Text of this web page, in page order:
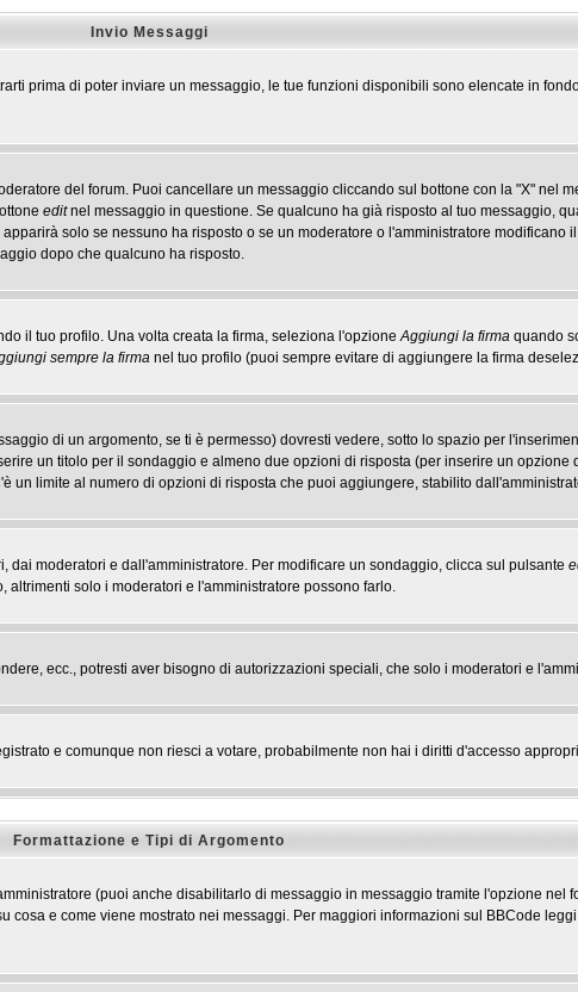
Invio Messaggi
prima di poter inviare un messaggio, le tue funzioni disponibili sono elencate in
del forum. Puoi cancellare un messaggio cliccando sul bottone con la "X" nel
editnel messaggio in questione. Se qualcuno ha già risposto al tuo messaggio,
solo se nessuno ha risposto o se un moderatore o l'amministratore modificano
dopo che qualcuno ha risposto.
il tuo profilo. Una volta creata la firma, seleziona l'opzioneAggiungi la firma quando
sempre la firma nel tuo profilo (puoi sempre evitare di aggiungere la firma
di un argomento, se ti è permesso) dovresti vedere, sotto lo spazio per
un titolo per il sondaggio e almeno due opzioni di risposta (per inserire un
un limite al numero di opzioni di risposta che puoi aggiungere, stabilito
moderatori e dall'amministratore. Per modificare un sondaggio, clicca sul pulsante
solo i moderatori e l'amministratore possono farlo.
ecc., potresti aver bisogno di autorizzazioni speciali, che solo i moderatori e
e comunque non riesci a votare, probabilmente non hai i diritti d'accesso
Formattazione e Tipi di Argomento
(puoi anche disabilitarlo di messaggio in messaggio tramite l'opzione nel
e come viene mostrato nei messaggi. Per maggiori informazioni sul BBCode